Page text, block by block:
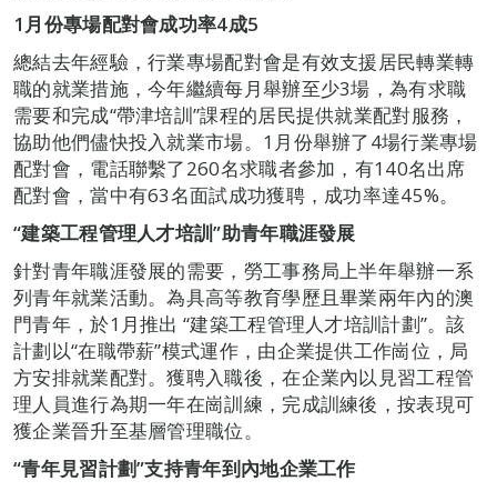
1 月份專場配對會成功率4成5
總結去年經驗，行業專場配對會是有效支援居民轉業轉
職的就業措施，今年繼續每月舉辦至少3場，為有求職
需要和完成“帶津培訓”課程的居民提供就業配對服務，
協助他們儘快投入就業市場。1月份舉辦了4場行業專場
配對會，電話聯繫了260名求職者參加，有140名出席
配對會，當中有63名面試成功獲聘，成功率達45%。
“建築工程管理人才培訓”助青年職涯發展
針對青年職涯發展的需要，勞工事務局上半年舉辦一系
列青年就業活動。為具高等教育學歷且畢業兩年內的澳
門青年，於1月推出 “建築工程管理人才培訓計劃”。該
計劃以“在職帶薪”模式運作，由企業提供工作崗位，局
方安排就業配對。獲聘入職後，在企業內以見習工程管
理人員進行為期一年在崗訓練，完成訓練後，按表現可
獲企業晉升至基層管理職位。
“青年見習計劃”支持青年到內地企業工作